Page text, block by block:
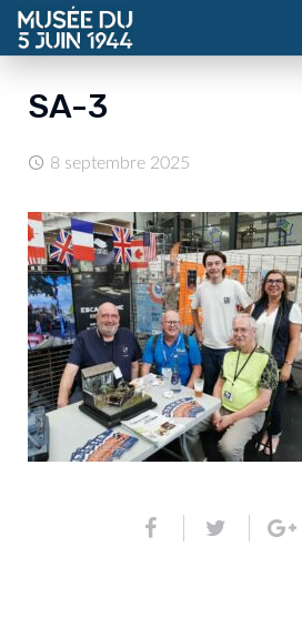
VISITES
CONTACT
BILLETTERIE
SA-3
8 septembre 2025